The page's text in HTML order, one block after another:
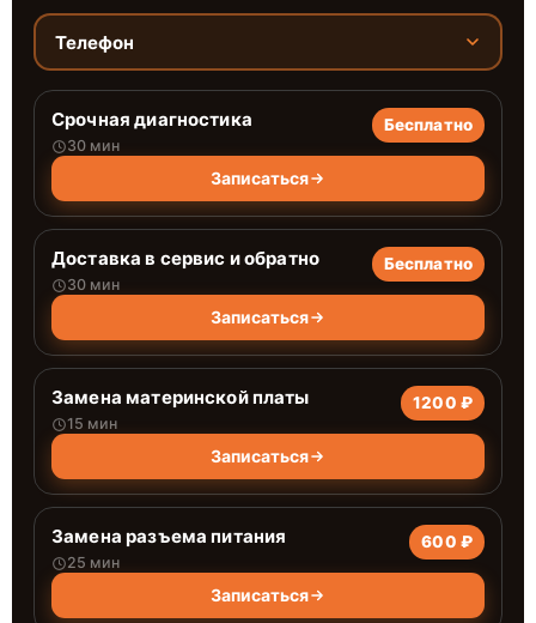
Телефон
Срочная диагностика
30 мин
Бесплатно
Записаться
Доставка в сервис и обратно
30 мин
Бесплатно
Записаться
Замена материнской платы
15 мин
1200 ₽
Записаться
Замена разъема питания
25 мин
600 ₽
Записаться